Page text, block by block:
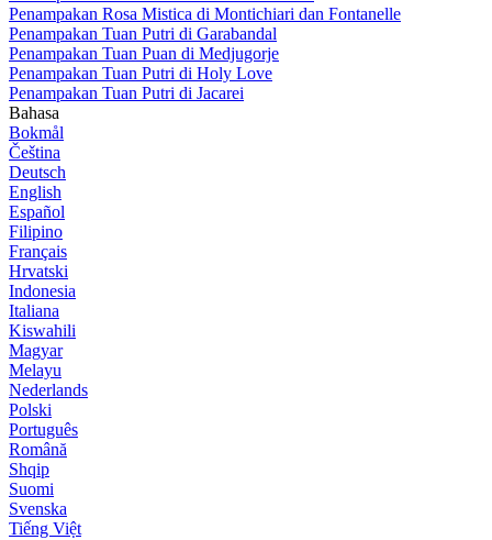
Penampakan Rosa Mistica di Montichiari dan Fontanelle
Penampakan Tuan Putri di Garabandal
Penampakan Tuan Puan di Medjugorje
Penampakan Tuan Putri di Holy Love
Penampakan Tuan Putri di Jacarei
Bahasa
Bokmål
Čeština
Deutsch
English
Español
Filipino
Français
Hrvatski
Indonesia
Italiana
Kiswahili
Magyar
Melayu
Nederlands
Polski
Português
Română
Shqip
Suomi
Svenska
Tiếng Việt